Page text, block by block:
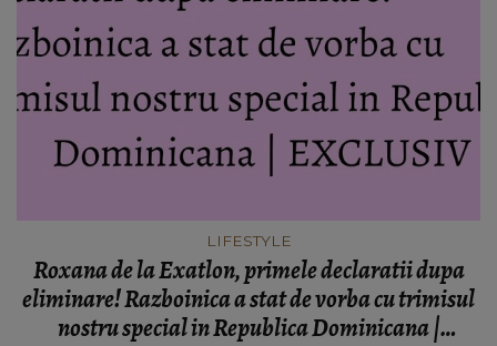
LIFESTYLE
Roxana de la Exatlon, primele declaratii dupa
eliminare! Razboinica a stat de vorba cu trimisul
nostru special in Republica Dominicana |